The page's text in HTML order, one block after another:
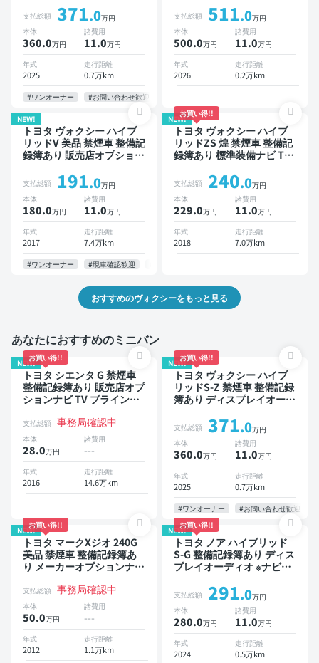
インドスポットモニター デ
ジタルインナーミラー オー
トクルーズ 3列シート スマ
ートキー ETC 電動バック
ドア バックモニター 全方
位カメラ ドライブレコーダ
ー 衝突軽減 両側電動スラ
イドドア 7人乗り
支払総額 371.0万円
本体
360.0万円
諸費用
11.0万円
年式
2025
走行距離
0.7万km
#ワンオーナー #お問い合わせ歓迎
TV ブラインドスポットモ
ニター デジタルインナーミ
ラー オートクルーズ 3列シ
ート スマートキー ETC 電
動バックドア バックモニタ
ー 全方位カメラ ドライブ
レコーダー 衝突軽減 両側
支払総額 511.0万円
本体
500.0万円
諸費用
11.0万円
年式
2026
走行距離
0.2万km
NEW!
トヨタ ヴォクシー ハイブ
リッドV 美品 禁煙車 整備記
録簿あり 販売店オプション
トクルーズ 3列シート スマ
ートキー ETC バックモニ
ター ドライブレコーダー
衝突軽減 両側電動スライド
ドア 7人乗り
支払総額 191.0万円
本体
180.0万円
諸費用
11.0万円
年式
2017
走行距離
7.4万km
#ワンオーナー #現車確認歓迎
NEW!
お買い得!!
トヨタ ヴォクシー ハイブ
リッドZS 煌 禁煙車 整備記
録簿あり 標準装備ナビ TV
ズ 3列シート スマートキー
ETC バックモニター ドラ
イブレコーダー 衝突軽減
両側電動スライドドア 7人
乗り
支払総額 240.0万円
本体
229.0万円
諸費用
11.0万円
年式
2018
走行距離
7.0万km
おすすめのヴォクシーをもっと見る
あなたにおすすめのミニバン
NEW!
お買い得!!
トヨタ シエンタ G 禁煙車
整備記録簿あり 販売店オプ
ションナビ TV ブラインド
ト スマートキー バックモ
ニター ドライブレコーダー
衝突軽減 両側電動スライド
ドア 7人乗り
支払総額 事務局確認中
本体
28.0万円
諸費用
---
年式
2016
走行距離
14.6万km
NEW!
お買い得!!
トヨタ ヴォクシー ハイブ
リッドS-Z 禁煙車 整備記録
簿あり ディスプレイオーデ
インドスポットモニター デ
ジタルインナーミラー オー
トクルーズ 3列シート スマ
ートキー ETC 電動バック
ドア バックモニター 全方
位カメラ ドライブレコーダ
ー 衝突軽減 両側電動スラ
イドドア 7人乗り
支払総額 371.0万円
本体
360.0万円
諸費用
11.0万円
年式
2025
走行距離
0.7万km
#ワンオーナー #お問い合わせ歓迎
NEW!
お買い得!!
トヨタ マークXジオ 240G
美品 禁煙車 整備記録簿あ
り メーカーオプションナビ
ETC バックモニター 7人乗
り
支払総額 事務局確認中
本体
50.0万円
諸費用
---
年式
2012
走行距離
1.1万km
NEW!
お買い得!!
トヨタ ノア ハイブリッド
S-G 整備記録簿あり ディス
プレイオーディオ ※ナビキ
ズ 3列シート スマートキー
バックモニター ドライブレ
コーダー 衝突軽減 7人乗り
支払総額 291.0万円
本体
280.0万円
諸費用
11.0万円
年式
2024
走行距離
0.5万km